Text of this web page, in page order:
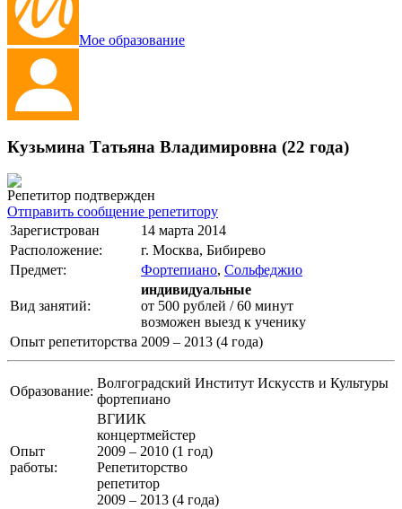
Мое образование
Кузьмина Татьяна Владимировна (22 года)
Репетитор подтвержден
Отправить сообщение репетитору
Зарегистрован
14 марта 2014
Расположение:
г. Москва, Бибирево
Предмет:
Фортепиано, Сольфеджио
Вид занятий:
индивидуальные
от 500 рублей / 60 минут
возможен выезд к ученику
Опыт репетиторства 2009 – 2013 (4 года)
Образование:
Волгоградский Институт Искусств и Культуры
фортепиано
Опыт
работы:
ВГИИК
концертмейстер
2009 – 2010 (1 год)
Репетиторство
репетитор
2009 – 2013 (4 года)